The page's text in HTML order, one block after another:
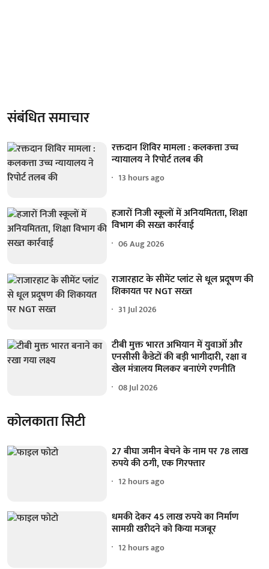
संबंधित समाचार
रक्तदान शिविर मामला : कलकत्ता उच्च
न्यायालय ने रिपोर्ट तलब की
13 hours ago
हजारों निजी स्कूलों में अनियमितता, शिक्षा
विभाग की सख्त कार्रवाई
06 Aug 2026
राजारहाट के सीमेंट प्लांट से धूल प्रदूषण की
शिकायत पर NGT सख्त
31 Jul 2026
टीबी मुक्त भारत अभियान में युवाओं और
एनसीसी कैडेटों की बड़ी भागीदारी, रक्षा व
खेल मंत्रालय मिलकर बनाएंगे रणनीति
08 Jul 2026
कोलकाता सिटी
27 बीघा जमीन बेचने के नाम पर 78 लाख
रुपये की ठगी, एक गिरफ्तार
12 hours ago
धमकी देकर 45 लाख रुपये का निर्माण
सामग्री खरीदने को किया मजबूर
12 hours ago